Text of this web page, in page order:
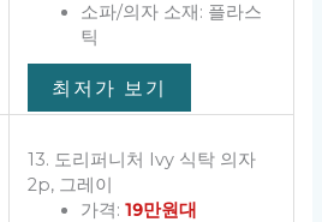
소파/의자 소재: 플라스
틱
최저가 보기
13. 도리퍼니처 Ivy 식탁 의자
2p, 그레이
가격: 19만원대